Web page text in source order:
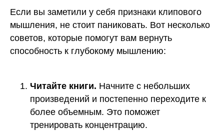
Если вы заметили у себя признаки клипового
мышления, не стоит паниковать. Вот несколько
советов, которые помогут вам вернуть
способность к глубокому мышлению:
Читайте книги. Начните с небольших
произведений и постепенно переходите к
более объемным. Это поможет
тренировать концентрацию.
@eva_smitup
По всем вопросам
Физика
Информатика
Контакты